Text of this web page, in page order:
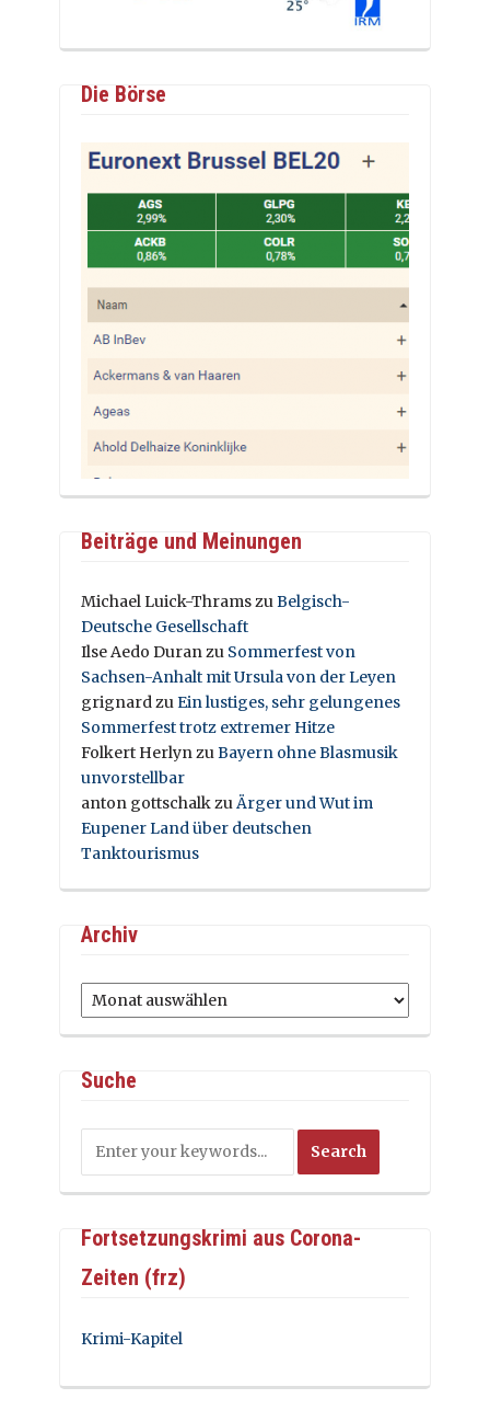
Die Börse
Beiträge und Meinungen
Michael Luick-ThramszuBelgisch-
Deutsche Gesellschaft
Ilse Aedo Duranzu Sommerfest von
Sachsen-Anhalt mit Ursula von der Leyen
grignardzuEin lustiges, sehr gelungenes
Sommerfest trotz extremer Hitze
Folkert HerlynzuBayern ohne Blasmusik
unvorstellbar
anton gottschalkzuÄrger und Wut im
Eupener Land über deutschen
Tanktourismus
Archiv
Archiv
Suche
Fortsetzungskrimi aus Corona-
Zeiten (frz)
Krimi-Kapitel